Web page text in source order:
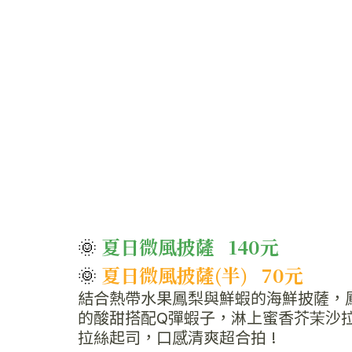
🌞 夏日微風披薩   140元
🌞 夏日微風披薩(半)   70元
結合熱帶水果鳳梨與鮮蝦的海鮮披薩，
的酸甜搭配Q彈蝦子，淋上蜜香芥茉沙
拉絲起司，口感清爽超合拍 !